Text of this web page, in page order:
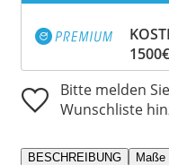
Bitte melden
Wunschliste
BESCHREIBUNG Maße